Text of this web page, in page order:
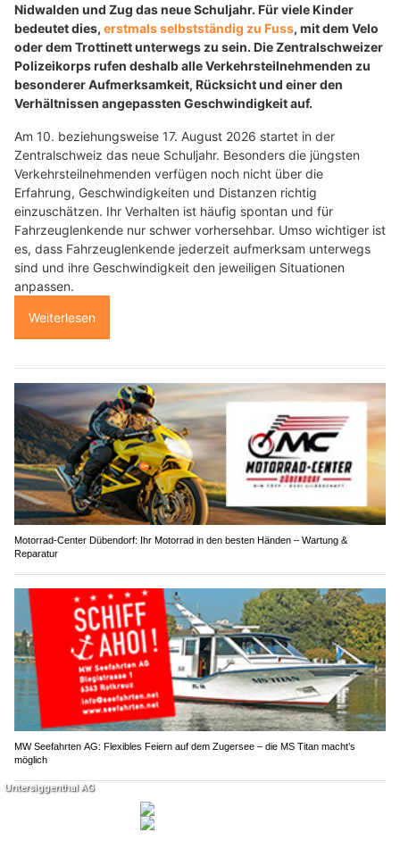
Nidwalden und Zug das neue Schuljahr. Für viele Kinder
bedeutet dies, erstmals selbstständig zu Fuss, mit dem Velo
oder dem Trottinett unterwegs zu sein. Die Zentralschweizer
Polizeikorps rufen deshalb alle Verkehrsteilnehmenden zu
besonderer Aufmerksamkeit, Rücksicht und einer den
Verhältnissen angepassten Geschwindigkeit auf.
Am 10. beziehungsweise 17. August 2026 startet in der
Zentralschweiz das neue Schuljahr. Besonders die jüngsten
Verkehrsteilnehmenden verfügen noch nicht über die
Erfahrung, Geschwindigkeiten und Distanzen richtig
einzuschätzen. Ihr Verhalten ist häufig spontan und für
Fahrzeuglenkende nur schwer vorhersehbar. Umso wichtiger ist
es, dass Fahrzeuglenkende jederzeit aufmerksam unterwegs
sind und ihre Geschwindigkeit den jeweiligen Situationen
anpassen.
Weiterlesen
Motorrad-Center Dübendorf: Ihr Motorrad in den besten Händen – Wartung &
Reparatur
MW Seefahrten AG: Flexibles Feiern auf dem Zugersee – die MS Titan macht’s
möglich